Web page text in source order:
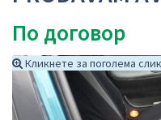
По договор
Кликнете за поголема